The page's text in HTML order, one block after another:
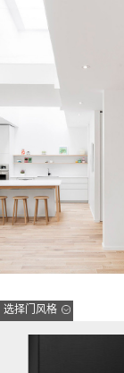
选择门风格